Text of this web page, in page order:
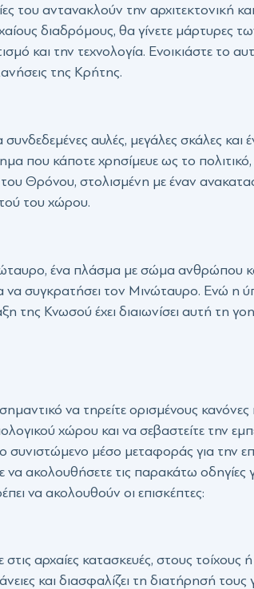
αντανακλούν την αρχιτεκτονική και
διαδρόμους, θα γίνετε μάρτυρες
και την τεχνολογία. Ενοικιάστε το
της Κρήτης.
αυλές, μεγάλες σκάλες
που κάποτε χρησίμευε ως το πολιτικό,
Θρόνου, στολισμένη με έναν
του χώρου.
ένα πλάσμα με σώμα ανθρώπου
να συγκρατήσει τον Μινώταυρο. Ενώ η
Κνωσού έχει διαιωνίσει αυτή τη
να τηρείτε ορισμένους κανόνες
χώρου και να σεβαστείτε την
συνιστώμενο μέσο μεταφοράς για την
ακολουθήσετε τις παρακάτω οδηγίες
να ακολουθούν οι επισκέπτες:
αρχαίες κατασκευές, στους τοίχους
και διασφαλίζει τη διατήρησή τους